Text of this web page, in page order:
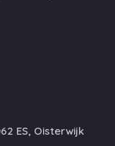
ES, Oisterwijk